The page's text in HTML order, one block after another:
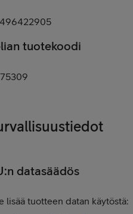
tuotekoodi
datasäädös
lisää tuotteen datan käytöstä: